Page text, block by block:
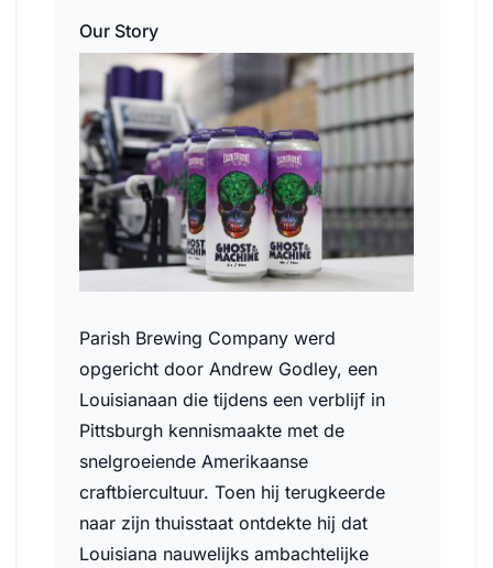
Our Story
Parish Brewing Company werd
opgericht door Andrew Godley, een
Louisianaan die tijdens een verblijf in
Pittsburgh kennismaakte met de
snelgroeiende Amerikaanse
craftbiercultuur. Toen hij terugkeerde
naar zijn thuisstaat ontdekte hij dat
Louisiana nauwelijks ambachtelijke